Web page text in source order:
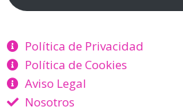
Política de Privacidad
Política de Cookies
Aviso Legal
Nosotros